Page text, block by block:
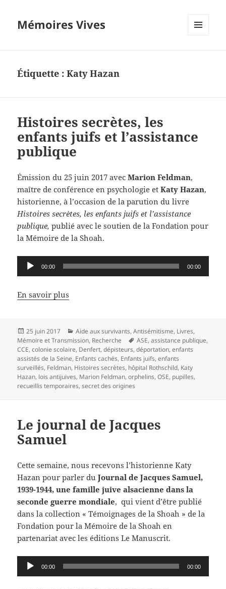
Mémoires Vives
Étiquette :Katy Hazan
Histoires secrètes, les
enfants juifs et l’assistance
publique
Émission du 25 juin 2017 avec Marion Feldman,
maître de conférence en psychologie et Katy Hazan,
historienne, à l’occasion de la parution du livre
Histoires secrètes, les enfants juifs et l’assistance
publique, publié avec le soutien de la Fondation pour
la Mémoire de la Shoah.
Lecteur
audio
00:00 00:00
En savoir plus
Publié
le
25 juin 2017 Catégories
Aide aux survivants,Antisémitisme, Livres,
Mémoire et Transmission, Recherche
Mots-
clés
ASE,assistance publique,
CCE,colonie scolaire, Denfert,dépisteurs,déportation,enfants
assistés de la Seine, Enfants cachés, Enfants juifs,enfants
surveillés, Feldman, Histoires secrètes, hôpital Rothschild, Katy
Hazan, lois antijuives, Marion Feldman,orphelins,OSE, pupilles,
recueillis temporaires,secret des origines
Le journal de Jacques
Samuel
Cette semaine, nous recevons l’historienne Katy
Hazan pour parler duJournal de Jacques Samuel,
1939-1944, une famille juive alsacienne dans la
seconde guerre mondiale, qui vient d’être publié
dans la collection « Témoignages de la Shoah » de la
Fondation pour la Mémoire de la Shoah en
partenariat avec les éditions Le Manuscrit.
Lecteur 00:00 00:00